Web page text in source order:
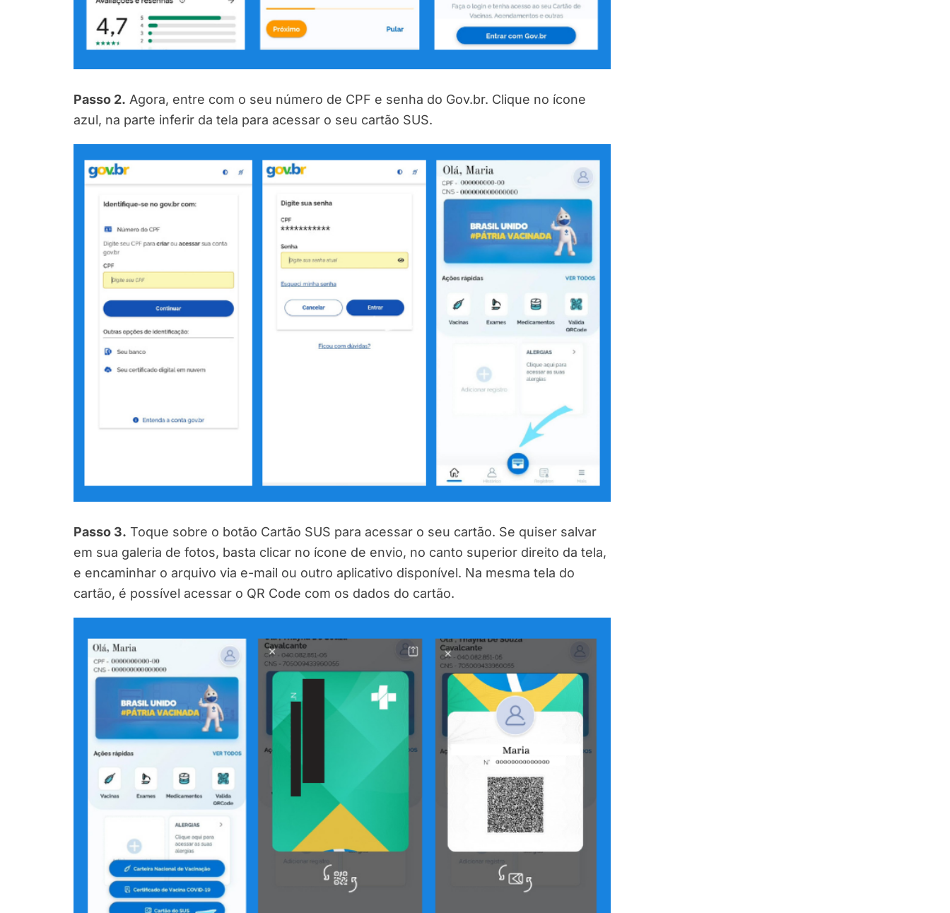
Passo 2. Agora, entre com o seu número de CPF e senha do Gov.br. Clique no ícone
azul, na parte inferir da tela para acessar o seu cartão SUS.
Passo 3. Toque sobre o botão Cartão SUS para acessar o seu cartão. Se quiser salvar
em sua galeria de fotos, basta clicar no ícone de envio, no canto superior direito da tela,
e encaminhar o arquivo via e-mail ou outro aplicativo disponível. Na mesma tela do
cartão, é possível acessar o QR Code com os dados do cartão.